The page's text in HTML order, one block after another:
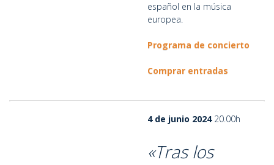
español en la música
europea.
Programa de concierto
Comprar entradas
4 de junio 202420.00h
«Tras los